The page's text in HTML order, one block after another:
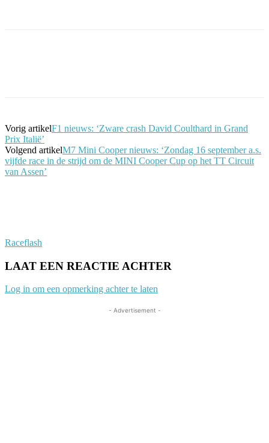
Vorig artikelF1 nieuws: ‘Zware crash David Coulthard in Grand
Prix Italië’
Volgend artikelM7 Mini Cooper nieuws: ‘Zondag 16 september a.s.
vijfde race in de strijd om de MINI Cooper Cup op het TT Circuit
van Assen’
Raceflash
LAAT EEN REACTIE ACHTER
Log in om een opmerking achter te laten
- Advertisement -